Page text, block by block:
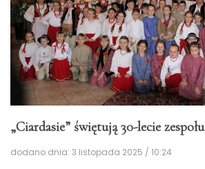
„Ciardasie” świętują 30-lecie zespołu
dodano dnia: 3 listopada 2025 / 10:24